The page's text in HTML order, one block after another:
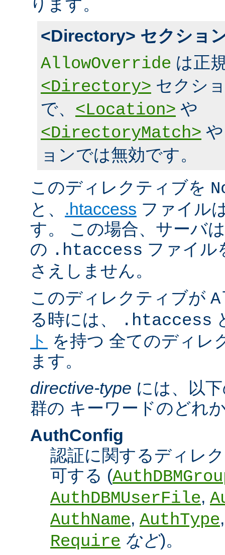
ります。
<Directory> セクショ
AllowOverride は正
<Directory> セクシ
で、 <Location> や
<DirectoryMatch>
ョンでは無効です。
このディレクティブを
と、 .htaccess ファイル
す。 この場合、サーバ
の .htaccess ファイル
さえしません。
このディレクティブが
る時には、
.htaccess
ト を持つ 全てのディレ
ます。
directive-type には、以
群の キーワードのどれ
AuthConfig
認証に関するディレ
可する (
AuthDBMUserFile,
AuthName, AuthType
Require など)。